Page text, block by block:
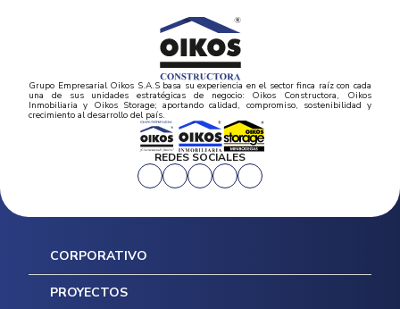
Grupo Empresarial Oikos S.A.S basa su experiencia en el sector finca raíz con cada
una de sus unidades estratégicas de negocio: Oikos Constructora, Oikos
Inmobiliaria y Oikos Storage; aportando calidad, compromiso, sostenibilidad y
crecimiento al desarrollo del país.
REDES SOCIALES
CORPORATIVO
Inicio
PROYECTOS